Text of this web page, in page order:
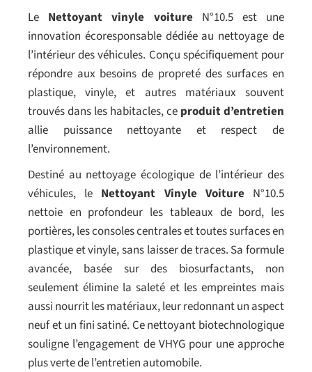
Le Nettoyant vinyle voitureN°10.5 est une
innovation écoresponsable dédiée au nettoyage de
l’intérieur des véhicules. Conçu spécifiquement pour
répondre aux besoins de propreté des surfaces en
plastique, vinyle, et autres matériaux souvent
trouvés dans les habitacles, ce produit d’entretien
allie puissance nettoyante et respect de
l’environnement.
Destiné au nettoyage écologique de l’intérieur des
véhicules, le Nettoyant Vinyle VoitureN°10.5
nettoie en profondeur les tableaux de bord, les
portières, les consoles centrales et toutes surfaces en
plastique et vinyle, sans laisser de traces. Sa formule
avancée, basée sur des biosurfactants, non
seulement élimine la saleté et les empreintes mais
aussi nourrit les matériaux, leur redonnant un aspect
neuf et un fini satiné. Ce nettoyant biotechnologique
souligne l’engagement de VHYG pour une approche
plus verte de l’entretien automobile.